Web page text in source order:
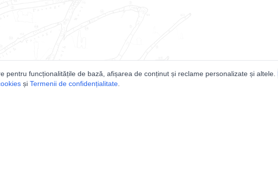
pentru funcționalitățile de bază, afișarea de conținut și reclame personalizate și altele.
și Termenii de confidențialitate